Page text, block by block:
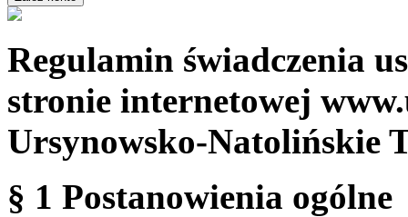
Regulamin świadczenia
stronie internetowej
Ursynowsko-Natolińskie
§ 1 Postanowienia ogólne